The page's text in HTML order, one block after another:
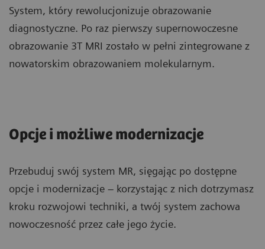
System, który rewolucjonizuje obrazowanie
diagnostyczne. Po raz pierwszy supernowoczesne
obrazowanie 3T MRI zostało w pełni zintegrowane z
nowatorskim obrazowaniem molekularnym.
Opcje i możliwe modernizacje
Przebuduj swój system MR, sięgając po dostępne
opcje i modernizacje – korzystając z nich dotrzymasz
kroku rozwojowi techniki, a twój system zachowa
nowoczesność przez całe jego życie.